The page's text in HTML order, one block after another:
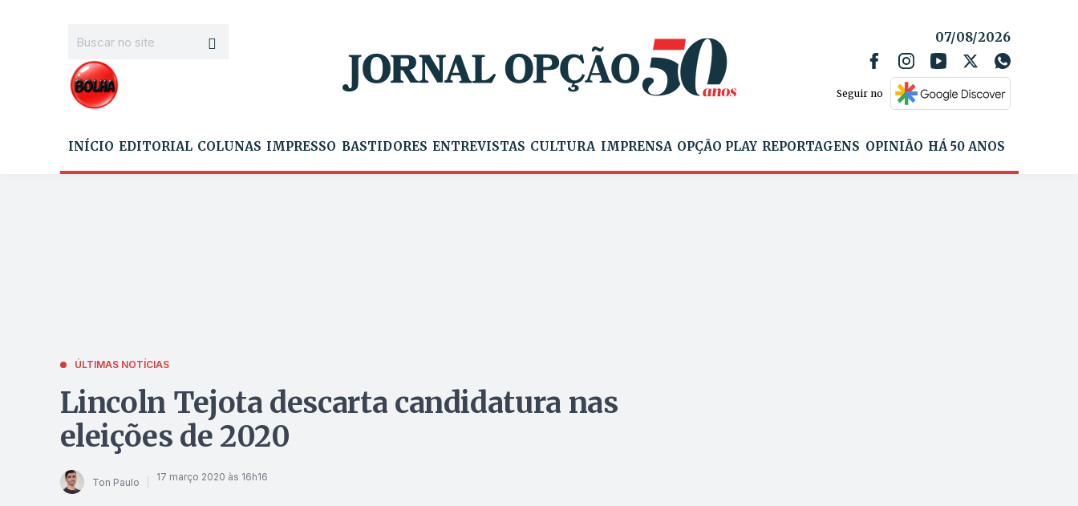
07/08/2026
Seguir no
INÍCIO EDITORIAL COLUNAS IMPRESSO BASTIDORES ENTREVISTAS CULTURA IMPRENSA OPÇÃO PLAY REPORTAGENS OPINIÃO HÁ 50 ANOS
ÚLTIMAS NOTÍCIAS
Lincoln Tejota descarta candidatura nas
eleições de 2020
Ton Paulo 17 março 2020 às 16h16